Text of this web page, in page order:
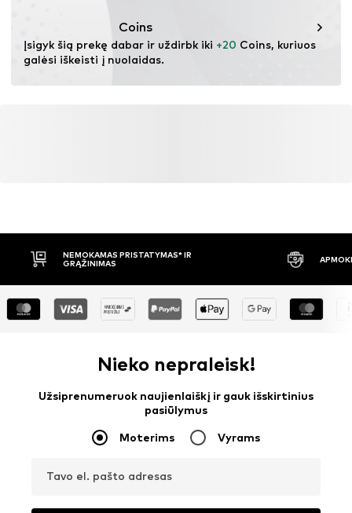
Coins
Įsigyk šią prekę dabar ir uždirbk iki +20 Coins, kuriuos
galėsi iškeisti į nuolaidas.
NEMOKAMAS PRISTATYMAS* IR
GRĄŽINIMAS
Nieko nepraleisk!
Užsiprenumeruok naujienlaiškį ir gauk išskirtinius
pasiūlymus
Moterims Vyrams
Tavo el. pašto adresas